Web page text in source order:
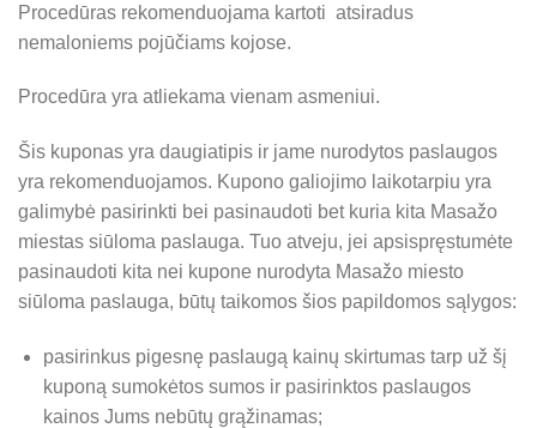
Procedūras rekomenduojama kartoti atsiradus
nemaloniems pojūčiams kojose.
Procedūra yra atliekama vienam asmeniui.
Šis kuponas yra daugiatipis ir jame nurodytos paslaugos
yra rekomenduojamos. Kupono galiojimo laikotarpiu yra
galimybė pasirinkti bei pasinaudoti bet kuria kita Masažo
miestas siūloma paslauga. Tuo atveju, jei apsispręstumėte
pasinaudoti kita nei kupone nurodyta Masažo miesto
siūloma paslauga, būtų taikomos šios papildomos sąlygos:
pasirinkus pigesnę paslaugą kainų skirtumas tarp už šį
kuponą sumokėtos sumos ir pasirinktos paslaugos
kainos Jums nebūtų grąžinamas;